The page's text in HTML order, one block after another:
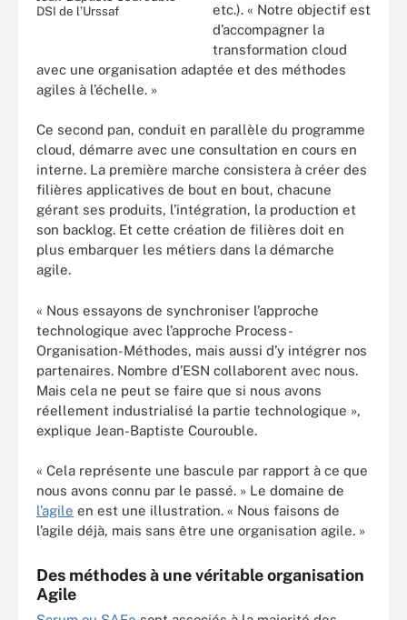
DSI de l’Urssaf
etc.). « Notre objectif est
d’accompagner la
transformation cloud
avec une organisation adaptée et des méthodes
agiles à l’échelle. »
Ce second pan, conduit en parallèle du programme
cloud, démarre avec une consultation en cours en
interne. La première marche consistera à créer des
filières applicatives de bout en bout, chacune
gérant ses produits, l’intégration, la production et
son backlog. Et cette création de filières doit en
plus embarquer les métiers dans la démarche
agile.
« Nous essayons de synchroniser l’approche
technologique avec l’approche Process-
Organisation-Méthodes, mais aussi d’y intégrer nos
partenaires. Nombre d’ESN collaborent avec nous.
Mais cela ne peut se faire que si nous avons
réellement industrialisé la partie technologique »,
explique Jean-Baptiste Courouble.
« Cela représente une bascule par rapport à ce que
nous avons connu par le passé. » Le domaine de
l’agile en est une illustration. « Nous faisons de
l’agile déjà, mais sans être une organisation agile. »
Des méthodes à une véritable organisation
Agile